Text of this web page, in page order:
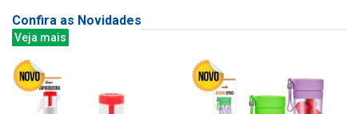
Confira as Novidades
Veja mais